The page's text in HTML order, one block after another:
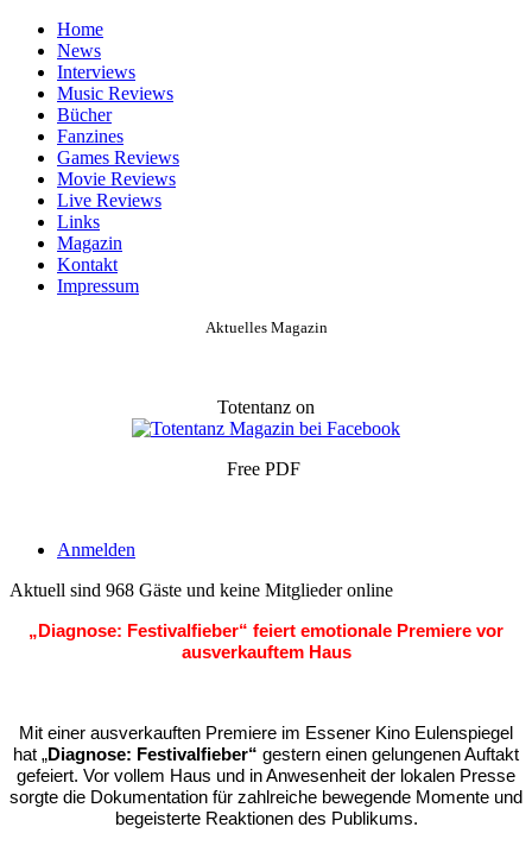
Home
News
Interviews
Music Reviews
Bücher
Fanzines
Games Reviews
Movie Reviews
Live Reviews
Links
Magazin
Kontakt
Impressum
Aktuelles Magazin
Totentanz on
Free PDF
Anmelden
Aktuell sind 968 Gäste und keine Mitglieder online
„Diagnose: Festivalfieber“ feiert emotionale Premiere vor
ausverkauftem Haus
Mit einer ausverkauften Premiere im Essener Kino Eulenspiegel
hat „Diagnose: Festivalfieber“ gestern einen gelungenen Auftakt
gefeiert. Vor vollem Haus und in Anwesenheit der lokalen Presse
sorgte die Dokumentation für zahlreiche bewegende Momente und
begeisterte Reaktionen des Publikums.